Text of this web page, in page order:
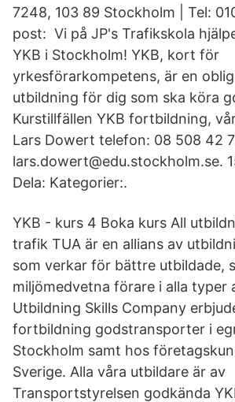
7248, 103 89 Stockholm | Tel:
post: Vi på JP's Trafikskola
YKB i Stockholm! YKB, kort för
yrkesförarkompetens, är en
utbildning för dig som ska köra
Kurstillfällen YKB fortbildning,
Lars Dowert telefon: 08 508 42
lars.dowert@edu.stockholm.se.
Dela: Kategorier:.
YKB - kurs 4 Boka kurs All
trafik TUA är en allians av
som verkar för bättre utbildade,
miljömedvetna förare i alla typer
Utbildning Skills Company
fortbildning godstransporter i
Stockholm samt hos
Sverige. Alla våra utbildare är av
Transportstyrelsen godkända